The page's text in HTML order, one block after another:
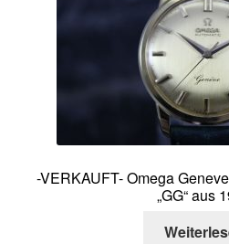
-VERKAUFT- Omega
„GG“ aus